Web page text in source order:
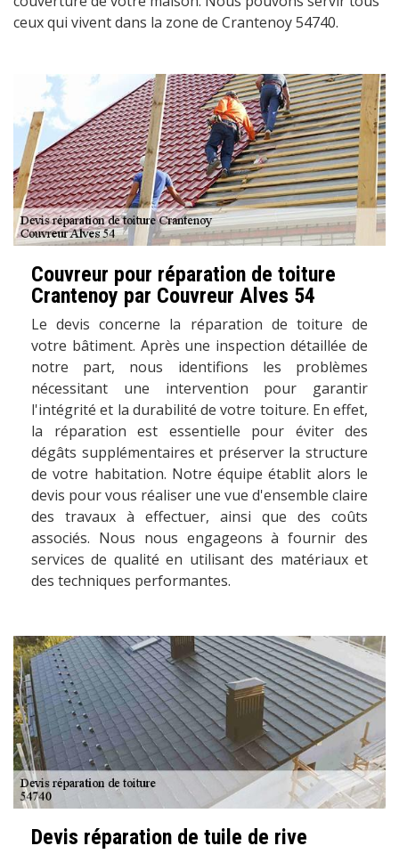
ceux qui vivent dans la zone de Crantenoy 54740.
Couvreur pour réparation de toiture
Crantenoy par Couvreur Alves 54
Le devis concerne la réparation de toiture de
votre bâtiment. Après une inspection détaillée de
notre part, nous identifions les problèmes
nécessitant une intervention pour garantir
l'intégrité et la durabilité de votre toiture. En effet,
la réparation est essentielle pour éviter des
dégâts supplémentaires et préserver la structure
de votre habitation. Notre équipe établit alors le
devis pour vous réaliser une vue d'ensemble claire
des travaux à effectuer, ainsi que des coûts
associés. Nous nous engageons à fournir des
services de qualité en utilisant des matériaux et
des techniques performantes.
Devis réparation de tuile de rive